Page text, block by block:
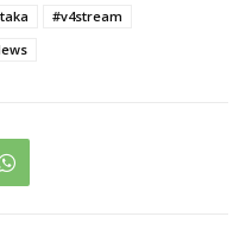
#v4stream